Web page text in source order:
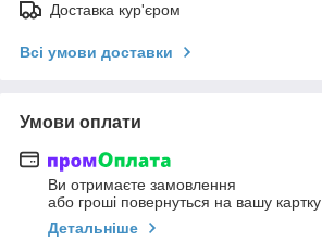
Доставка кур'єром
Всі умови доставки
Умови оплати
Ви отримаєте замовлення
або гроші повернуться на вашу картку
Детальніше